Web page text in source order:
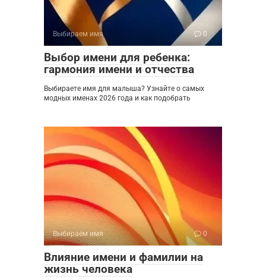
Выбираем имя 0
Выбор имени для ребенка:
гармония имени и отчества
Выбираете имя для малыша? Узнайте о самых
модных именах 2026 года и как подобрать
Выбираем имя 0
Влияние имени и фамилии на
жизнь человека